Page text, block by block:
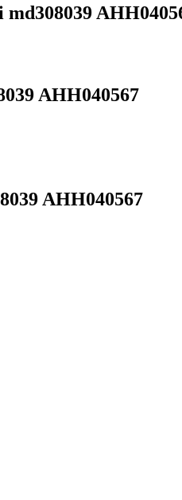
AHH040567
AHH040567